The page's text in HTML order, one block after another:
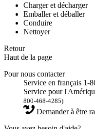
Charger et décharger
Emballer et déballer
Conduire
Nettoyer
Retour
Haut de la page
Pour nous contacter
Service en français 1-
Service pour
800-468-4285)
Demander à être